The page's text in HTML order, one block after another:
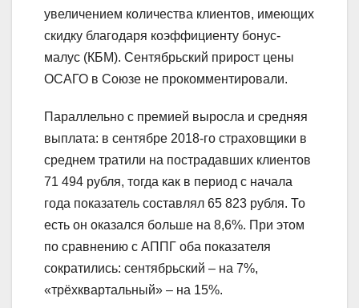
увеличением количества клиентов, имеющих
скидку благодаря коэффициенту бонус-
малус (КБМ). Сентябрьский прирост цены
ОСАГО в Союзе не прокомментировали.
Параллельно с премией выросла и средняя
выплата: в сентябре 2018-го страховщики в
среднем тратили на пострадавших клиентов
71 494 рубля, тогда как в период с начала
года показатель составлял 65 823 рубля. То
есть он оказался больше на 8,6%. При этом
по сравнению с АППГ оба показателя
сократились: сентябрьский – на 7%,
«трёхквартальный» – на 15%.